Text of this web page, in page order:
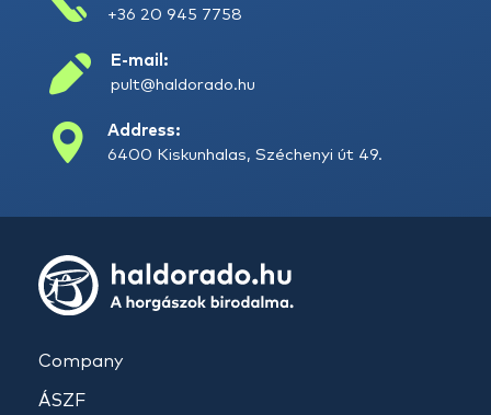
+36 20 945 7758
E-mail:
pult@haldorado.hu
Address:
6400 Kiskunhalas, Széchenyi út 49.
Company
ÁSZF